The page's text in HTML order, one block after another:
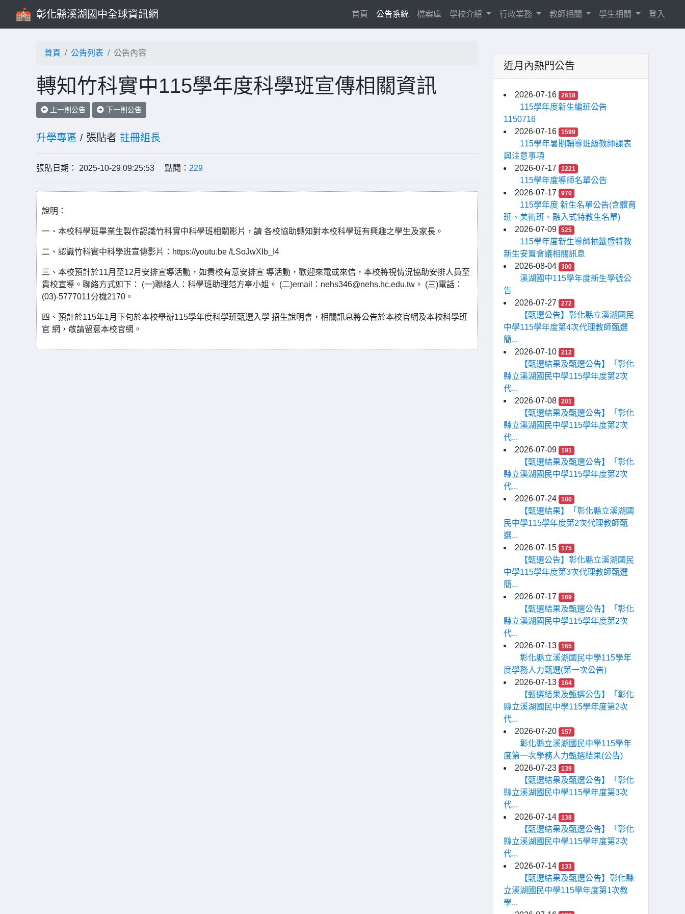
彰化縣溪湖國中全球資訊網 首頁 (current)
公告系統 檔案庫 學校介紹 行政業務 教師相關 學生相關 登入
首頁 公告列表 公告內容
轉知竹科實中115學年度科學班宣傳相關資訊
上一則公告 下一則公告
升學專區 / 張貼者 註冊組長
張貼日期： 2025-10-29 09:25:53 點閱： 229
說明：
一、本校科學班畢業生製作認識竹科實中科學班相關影片，請 各校協助轉知對本校科學班有興趣之學生及家長。
二、認識竹科實中科學班宣傳影片：https://youtu.be /LSoJwXIb_I4
三、本校預計於11月至12月安排宣導活動，如貴校有意安排宣 導活動，歡迎來電或來信，本校將視情況協助安排人員至
貴校宣導。聯絡方式如下： (一)聯絡人：科學班助理范方亭小姐。 (二)email：nehs346@nehs.hc.edu.tw。 (三)電話：
(03)-5777011分機2170。
四、預計於115年1月下旬於本校舉辦115學年度科學班甄選入學 招生說明會，相關訊息將公告於本校官網及本校科學班
官 網，敬請留意本校官網。
近月內熱門公告
2026-07-16 2618
115學年度新生編班公告
1150716
2026-07-16
1599
115學年暑期輔導班級教師課表
與注意事項
2026-07-17
1221
115學年度導師名單公告
2026-07-17
970
115學年度 新生名單公告(含體育
班、美術班、融入式特教生名單)
2026-07-09
525
115學年度新生導師抽籤暨特教
新生安置會議相關訊息
2026-08-04
300
溪湖國中115學年度新生學號公
告
2026-07-27
272
【甄選公告】彰化縣立溪湖國民
中學115學年度第4次代理教師甄選
簡...
2026-07-10
212
【甄選結果及甄選公告】「彰化
縣立溪湖國民中學115學年度第2次
代...
2026-07-08
201
【甄選結果及甄選公告】「彰化
縣立溪湖國民中學115學年度第2次
代...
2026-07-09
191
【甄選結果及甄選公告】「彰化
縣立溪湖國民中學115學年度第2次
代...
2026-07-24
180
【甄選結果】「彰化縣立溪湖國
民中學115學年度第2次代理教師甄
選...
2026-07-15
175
【甄選公告】彰化縣立溪湖國民
中學115學年度第3次代理教師甄選
簡...
2026-07-17
169
【甄選結果及甄選公告】「彰化
縣立溪湖國民中學115學年度第2次
代...
2026-07-13
165
彰化縣立溪湖國民中學115學年
度學務人力甄選(第一次公告)
2026-07-13
164
【甄選結果及甄選公告】「彰化
縣立溪湖國民中學115學年度第2次
代...
2026-07-20
157
彰化縣立溪湖國民中學115學年
度第一次學務人力甄選結果(公告)
2026-07-23
139
【甄選結果及甄選公告】「彰化
縣立溪湖國民中學115學年度第3次
代...
2026-07-14
138
【甄選結果及甄選公告】「彰化
縣立溪湖國民中學115學年度第2次
代...
2026-07-14
133
【甄選結果及甄選公告】彰化縣
立溪湖國民中學115學年度第1次教
學...